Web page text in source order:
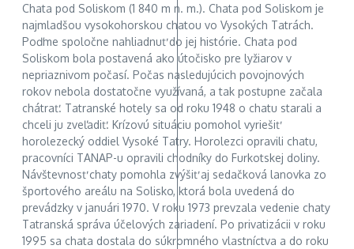
Chata pod Soliskom (1 840 m n. m.). Chata pod Soliskom je
najmladšou vysokohorskou chatou vo Vysokých Tatrách.
Poďme spoločne nahliadnuť do jej histórie. Chata pod
Soliskom bola postavená ako útočisko pre lyžiarov v
nepriaznivom počasí. Počas nasledujúcich povojnových
rokov nebola dostatočne využívaná, a tak postupne začala
chátrať. Tatranské hotely sa od roku 1948 o chatu starali a
chceli ju zveľadiť. Krízovú situáciu pomohol vyriešiť
horolezecký oddiel Vysoké Tatry. Horolezci opravili chatu,
pracovníci TANAP-u opravili chodníky do Furkotskej doliny.
Návštevnosť chaty pomohla zvýšiť aj sedačková lanovka zo
športového areálu na Solisko, ktorá bola uvedená do
prevádzky v januári 1970. V roku 1973 prevzala vedenie chaty
Tatranská správa účelových zariadení. Po privatizácii v roku
1995 sa chata dostala do súkromného vlastníctva a do roku